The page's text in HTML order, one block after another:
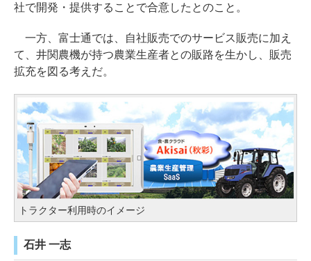
社で開発・提供することで合意したとのこと。
一方、富士通では、自社販売でのサービス販売に加え
て、井関農機が持つ農業生産者との販路を生かし、販売
拡充を図る考えだ。
トラクター利用時のイメージ
石井 一志